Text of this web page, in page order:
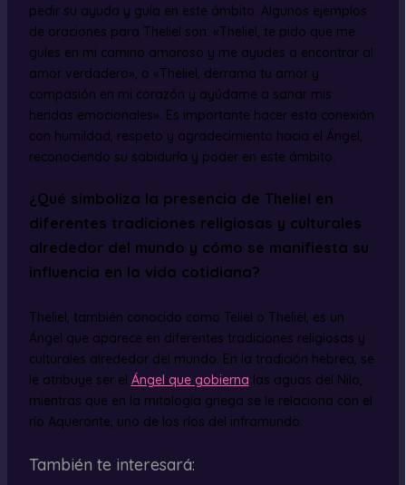
pedir su ayuda y guía en este ámbito. Algunos ejemplos
de oraciones para Theliel son: «Theliel, te pido que me
guíes en mi camino amoroso y me ayudes a encontrar al
amor verdadero», o «Theliel, derrama tu amor y
compasión en mi corazón y ayúdame a sanar mis
heridas emocionales». Es importante hacer esta conexión
con humildad, respeto y agradecimiento hacia el Ángel,
reconociendo su sabiduría y poder en este ámbito.
¿Qué simboliza la presencia de Theliel en
diferentes tradiciones religiosas y culturales
alrededor del mundo y cómo se manifiesta su
influencia en la vida cotidiana?
Theliel, también conocido como Teliel o Theliël, es un
Ángel que aparece en diferentes tradiciones religiosas y
culturales alrededor del mundo. En la tradición hebrea, se
le atribuye ser el Ángel que gobierna las aguas del Nilo,
mientras que en la mitología griega se le relaciona con el
río Aqueronte, uno de los ríos del inframundo.
También te interesará: